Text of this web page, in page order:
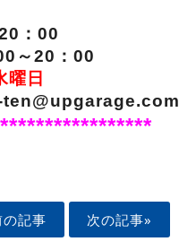
：00
～20：00
日
の記事 次の記事»